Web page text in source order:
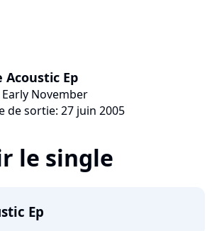
Acoustic Ep
Early November
de sortie: 27 juin 2005
le single
Ep